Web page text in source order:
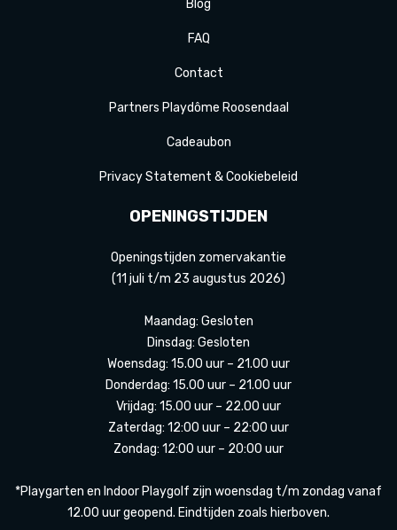
Blog
FAQ
Contact
Partners Playdôme Roosendaal
Cadeaubon
Privacy Statement & Cookiebeleid
OPENINGSTIJDEN
Openingstijden zomervakantie
(11 juli t/m 23 augustus 2026)
Maandag: Gesloten
Dinsdag: Gesloten
Woensdag: 15.00 uur – 21.00 uur
Donderdag: 15.00 uur – 21.00 uur
Vrijdag: 15.00 uur – 22.00 uur
Zaterdag: 12:00 uur – 22:00 uur
Zondag: 12:00 uur – 20:00 uur
*Playgarten en Indoor Playgolf zijn woensdag t/m zondag vanaf
12.00 uur geopend. Eindtijden zoals hierboven.